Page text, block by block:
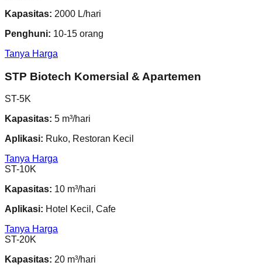
Kapasitas: 2000 L/hari
Penghuni: 10-15 orang
Tanya Harga
STP Biotech Komersial & Apartemen
ST-5K
Kapasitas: 5 m³/hari
Aplikasi: Ruko, Restoran Kecil
Tanya Harga
ST-10K
Kapasitas: 10 m³/hari
Aplikasi: Hotel Kecil, Cafe
Tanya Harga
ST-20K
Kapasitas: 20 m³/hari